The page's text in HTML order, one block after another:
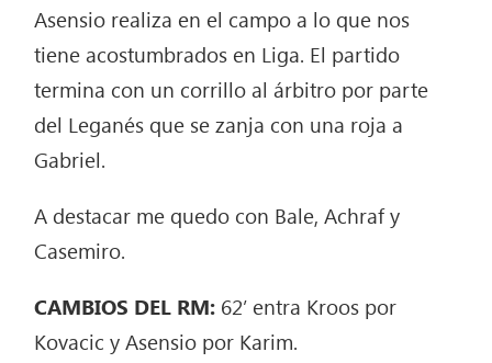
Asensio realiza en el campo a lo que nos
tiene acostumbrados en Liga. El partido
termina con un corrillo al árbitro por parte
del Leganés que se zanja con una roja a
Gabriel.
A destacar me quedo con Bale, Achraf y
Casemiro.
CAMBIOS DEL RM: 62’ entra Kroos por
Kovacic y Asensio por Karim.